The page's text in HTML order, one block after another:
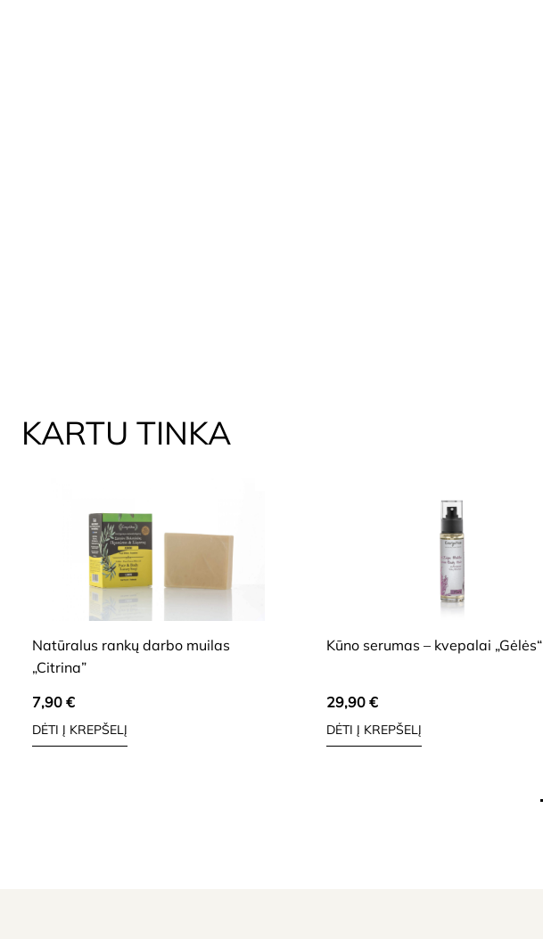
KARTU TINKA
Natūralus rankų darbo muilas
„Citrina”
7,90 €
DĖTI Į KREPŠELĮ
Kūno serumas – kvepalai „Gėlės“
29,90 €
DĖTI Į KREPŠELĮ